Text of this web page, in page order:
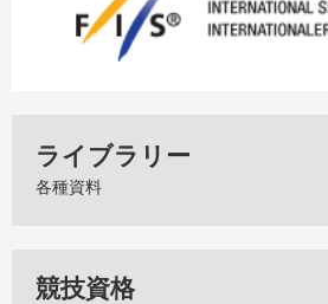
ライブラリー
各種資料
競技資格